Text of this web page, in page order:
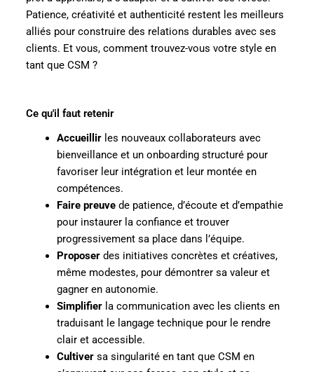
Patience, créativité et authenticité restent les meilleurs
alliés pour construire des relations durables avec ses
clients. Et vous, comment trouvez-vous votre style en
tant que CSM ?
Ce qu'il faut retenir
Accueillirles nouveaux collaborateurs avec
bienveillance et un onboarding structuré pour
favoriser leur intégration et leur montée en
compétences.
Faire preuvede patience, d’écoute et d’empathie
pour instaurer la confiance et trouver
progressivement sa place dans l’équipe.
Proposerdes initiatives concrètes et créatives,
même modestes, pour démontrer sa valeur et
gagner en autonomie.
Simplifierla communication avec les clients en
traduisant le langage technique pour le rendre
clair et accessible.
Cultiversa singularité en tant que CSM en